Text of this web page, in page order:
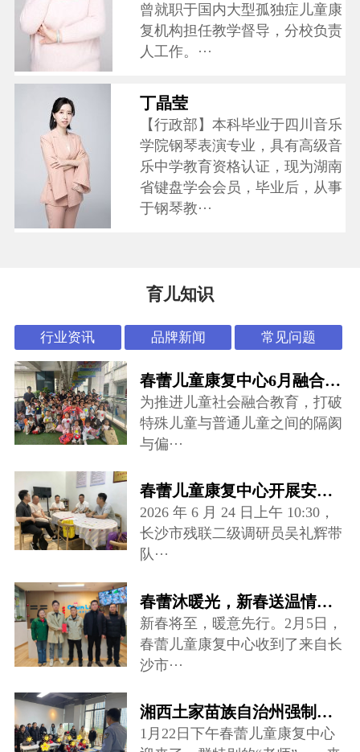
曾就职于国内大型孤独症儿童康
复机构担任教学督导，分校负责
人工作。···
丁晶莹
【行政部】本科毕业于四川音乐
学院钢琴表演专业，具有高级音
乐中学教育资格认证，现为湖南
省键盘学会会员，毕业后，从事
于钢琴教···
育儿知识
行业资讯 品牌新闻 常见问题
春蕾儿童康复中心6月融合活动：“怪可爱市集”开张啦~
为推进儿童社会融合教育，打破
特殊儿童与普通儿童之间的隔阂
与偏···
春蕾儿童康复中心开展安全专项督导检查
2026 年 6 月 24 日上午 10:30，
长沙市残联二级调研员吴礼辉带
队···
春蕾沐暖光，新春送温情——爱心慰问走进儿童康复中心
新春将至，暖意先行。2月5日，
春蕾儿童康复中心收到了来自长
沙市···
湘西土家苗族自治州强制隔离戒毒所禁毒宣讲团队来到春蕾儿童康复中心···
1月22日下午春蕾儿童康复中心